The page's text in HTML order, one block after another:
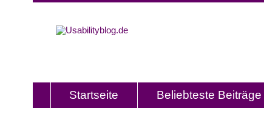
Usabilityblog ist ein
Startseite Beliebteste Beiträge